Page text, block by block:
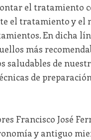
el tratamiento
el tratamiento y el
En dicha
más
saludables de
de
Francisco José
y antiguo